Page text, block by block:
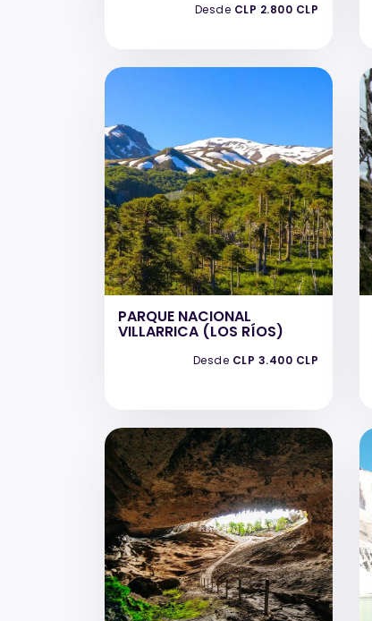
Desde CLP 2.800 CLP
PARQUE NACIONAL
VILLARRICA (LOS RÍOS)
Desde CLP 3.400 CLP